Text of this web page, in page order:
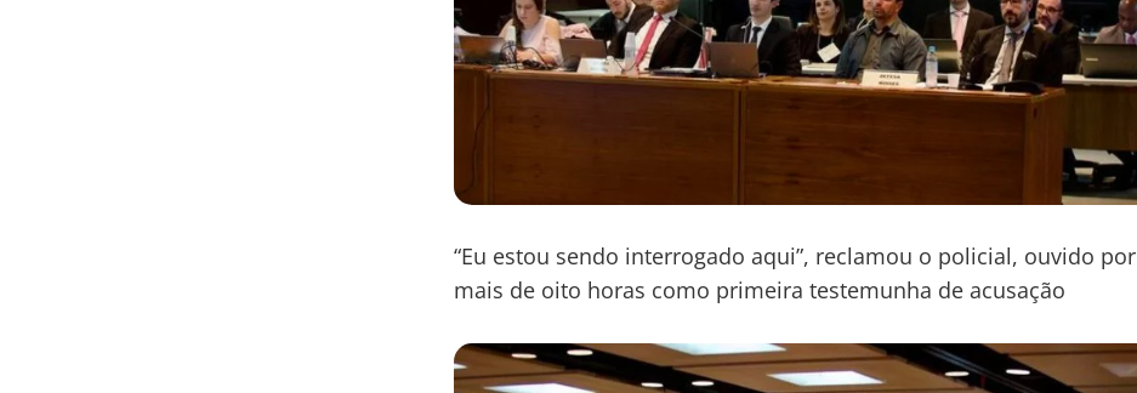
“Eu estou sendo interrogado aqui”, reclamou o policial, ouvido por
mais de oito horas como primeira testemunha de acusação